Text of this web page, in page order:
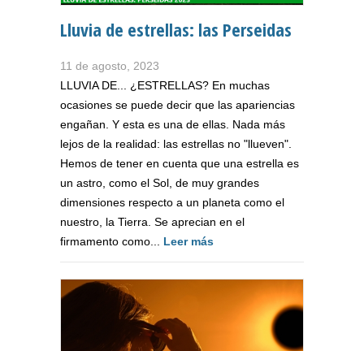
Lluvia de estrellas: las Perseidas
11 de agosto, 2023
LLUVIA DE... ¿ESTRELLAS? En muchas
ocasiones se puede decir que las apariencias
engañan. Y esta es una de ellas. Nada más
lejos de la realidad: las estrellas no "llueven".
Hemos de tener en cuenta que una estrella es
un astro, como el Sol, de muy grandes
dimensiones respecto a un planeta como el
nuestro, la Tierra. Se aprecian en el
firmamento como... Leer más